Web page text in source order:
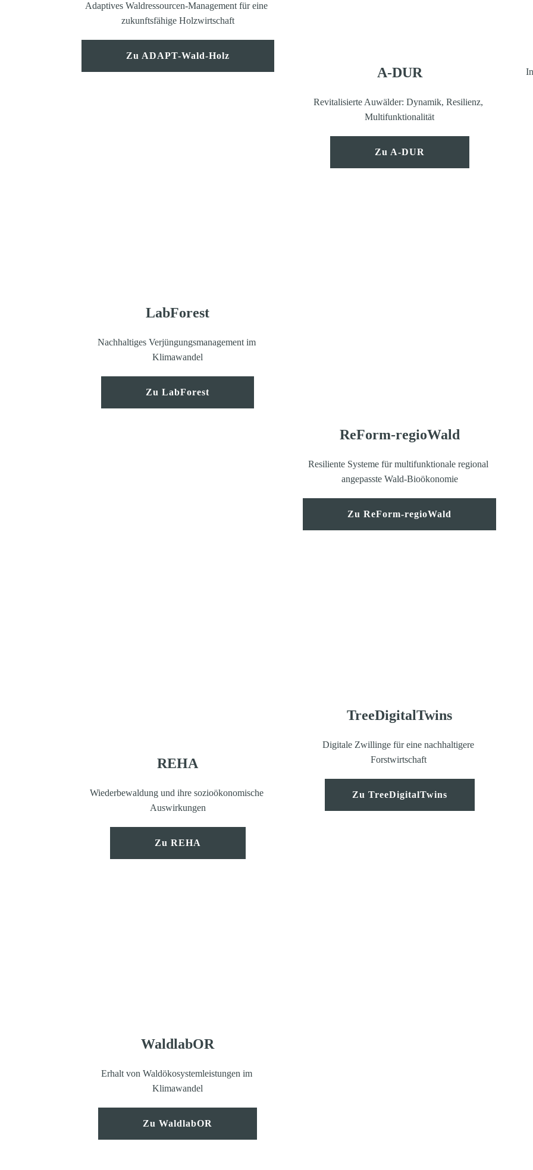
Adaptives Waldressourcen-Management für eine
zukunftsfähige Holzwirtschaft
Zu ADAPT-Wald-Holz
A-DUR
Revitalisierte Auwälder: Dynamik, Resilienz,
Multifunktionalität
Zu A-DUR
LabForest
Nachhaltiges Verjüngungsmanagement im
Klimawandel
Zu LabForest
ReForm-regioWald
Resiliente Systeme für multifunktionale regional
angepasste Wald-Bioökonomie
Zu ReForm-regioWald
REHA
Wiederbewaldung und ihre sozioökonomische
Auswirkungen
Zu REHA
TreeDigitalTwins
Digitale Zwillinge für eine nachhaltigere
Forstwirtschaft
Zu TreeDigitalTwins
WaldlabOR
Erhalt von Waldökosystemleistungen im
Klimawandel
Zu WaldlabOR